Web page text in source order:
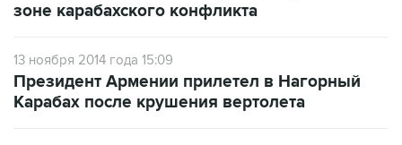
13 ноября 2014 года 15:09
Карабах после крушения вертолета
13 ноября 2014 года 06:19